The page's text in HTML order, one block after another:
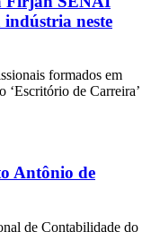
indústria neste
formados em
‘Escritório de Carreira’
Antônio de
de Contabilidade do